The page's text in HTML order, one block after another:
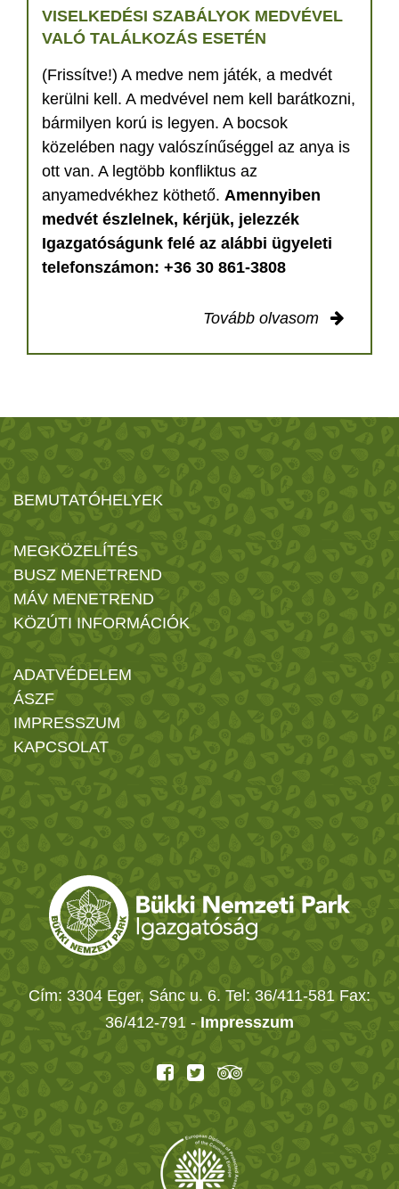
VISELKEDÉSI SZABÁLYOK MEDVÉVEL
VALÓ TALÁLKOZÁS ESETÉN
(Frissítve!) A medve nem játék, a medvét
kerülni kell. A medvével nem kell barátkozni,
bármilyen korú is legyen. A bocsok
közelében nagy valószínűséggel az anya is
ott van. A legtöbb konfliktus az
anyamedvékhez köthető. Amennyiben
medvét észlelnek, kérjük, jelezzék
Igazgatóságunk felé az alábbi ügyeleti
telefonszámon: +36 30 861-3808
Tovább olvasom
BEMUTATÓHELYEK
MEGKÖZELÍTÉS
BUSZ MENETREND
MÁV MENETREND
KÖZÚTI INFORMÁCIÓK
ADATVÉDELEM
ÁSZF
IMPRESSZUM
KAPCSOLAT
Cím: 3304 Eger, Sánc u. 6. Tel: 36/411-581 Fax:
36/412-791 - Impresszum